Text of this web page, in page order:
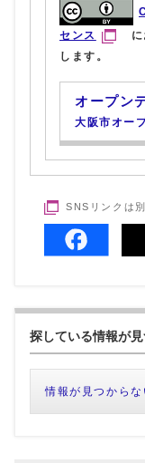
センス
します。
オープン
大阪市オー
SNSリンクは
探している情報が
情報が見つからな